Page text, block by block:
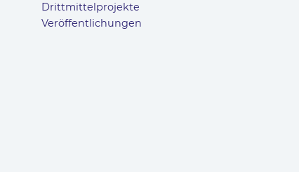
Drittmittelprojekte
Veröffentlichungen